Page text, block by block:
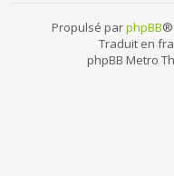
Propulsé parphpBB®
Traduit en
phpBB Metro